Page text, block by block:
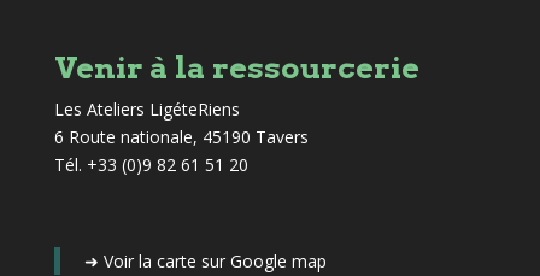
Venir à la ressourcerie
Les Ateliers LigéteRiens
6 Route nationale, 45190 Tavers
Tél. +33 (0)9 82 61 51 20
➜ Voir la carte sur Google map